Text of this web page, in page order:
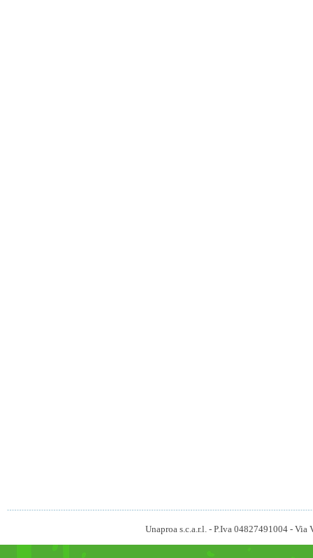
Unaproa s.c.a.r.l. - P.Iva 04827491004 -